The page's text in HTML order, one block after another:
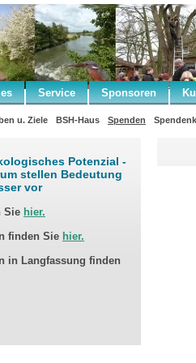
Service Sponsoren
u. Ziele BSH-Haus Spenden
Potenzial -
stellen Bedeutung
vor
Sie hier.
finden Sie hier.
in Langfassung finden